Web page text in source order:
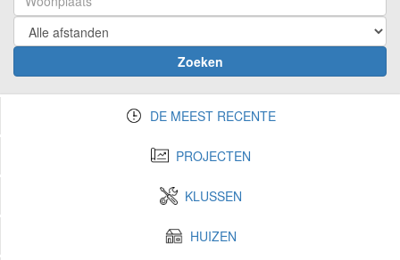
Zoeken
DE MEEST RECENTE
PROJECTEN
KLUSSEN
HUIZEN